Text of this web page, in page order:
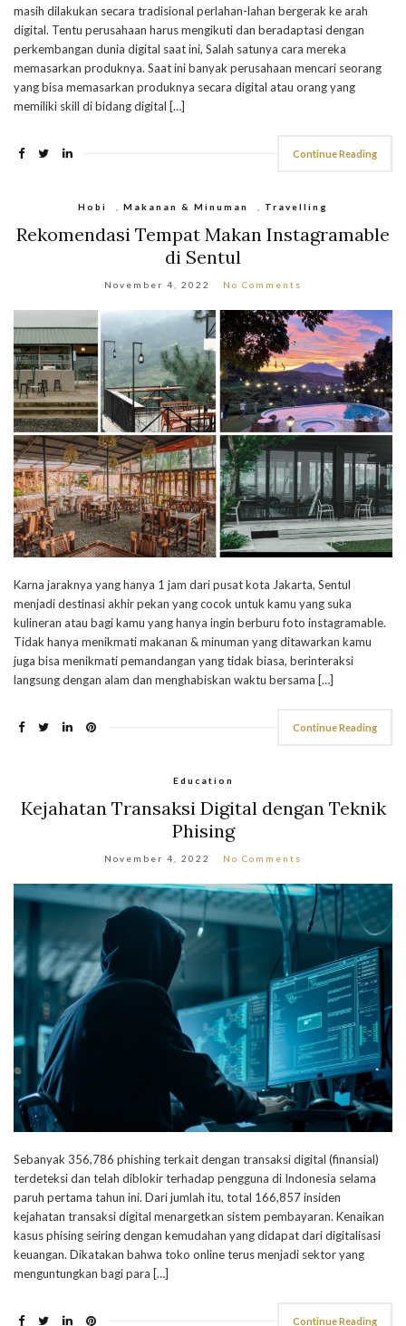
masih dilakukan secara tradisional perlahan-lahan bergerak ke arah
digital. Tentu perusahaan harus mengikuti dan beradaptasi dengan
perkembangan dunia digital saat ini, Salah satunya cara mereka
memasarkan produknya. Saat ini banyak perusahaan mencari seorang
yang bisa memasarkan produknya secara digital atau orang yang
memiliki skill di bidang digital […]
Continue Reading
Hobi Makanan & Minuman Travelling
Rekomendasi Tempat Makan Instagramable
di Sentul
November 4, 2022 No Comments
Karna jaraknya yang hanya 1 jam dari pusat kota Jakarta, Sentul
menjadi destinasi akhir pekan yang cocok untuk kamu yang suka
kulineran atau bagi kamu yang hanya ingin berburu foto instagramable.
Tidak hanya menikmati makanan & minuman yang ditawarkan kamu
juga bisa menikmati pemandangan yang tidak biasa, berinteraksi
langsung dengan alam dan menghabiskan waktu bersama […]
Continue Reading
Education
Kejahatan Transaksi Digital dengan Teknik
Phising
November 4, 2022 No Comments
Sebanyak 356,786 phishing terkait dengan transaksi digital (finansial)
terdeteksi dan telah diblokir terhadap pengguna di Indonesia selama
paruh pertama tahun ini. Dari jumlah itu, total 166,857 insiden
kejahatan transaksi digital menargetkan sistem pembayaran. Kenaikan
kasus phising seiring dengan kemudahan yang didapat dari digitalisasi
keuangan. Dikatakan bahwa toko online terus menjadi sektor yang
menguntungkan bagi para […]
Continue Reading